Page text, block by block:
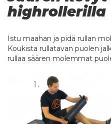
highrollerilla
Istu maahan ja pidä rullan
Koukista rullatavan puolen
rullaa säären molemmat